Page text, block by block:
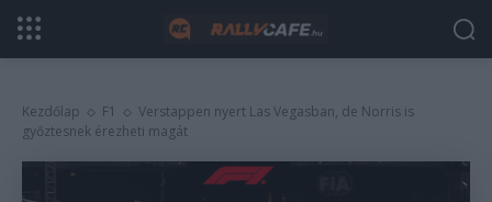
Kezdőlap F1
Verstappen nyert Las Vegasban, de Norris is
győztesnek érezheti magát